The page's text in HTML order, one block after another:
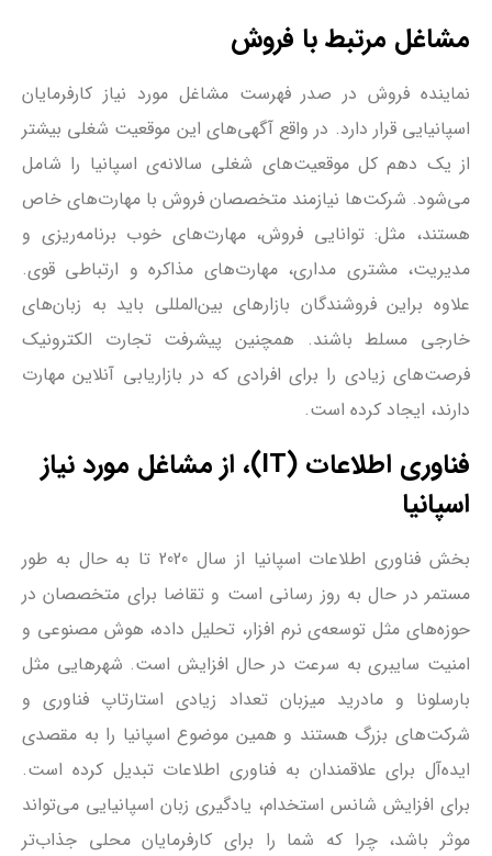
مشاغل مرتبط با فروش
نماینده فروش در صدر فهرست مشاغل مورد نیاز کارفرمایان
اسپانیایی قرار دارد. در واقع آگهی‌های این موقعیت شغلی بیشتر
از یک دهم کل موقعیت‌های شغلی سالانه‌ی اسپانیا را شامل
می‌شود. شرکت‌ها نیازمند متخصصان فروش با مهارت‌های خاص
هستند، مثل: توانایی فروش، مهارت‌های خوب برنامه‌ریزی و
مدیریت، مشتری مداری، مهارت‌های مذاکره و ارتباطی قوی.
علاوه براین فروشندگان بازارهای بین‌المللی باید به زبان‌های
خارجی مسلط باشند. همچنین پیشرفت تجارت الکترونیک
فرصت‌های زیادی را برای افرادی که در بازاریابی آنلاین مهارت
دارند، ایجاد کرده است.
فناوری اطلاعات (IT)، از مشاغل مورد نیاز
اسپانیا
بخش فناوری اطلاعات اسپانیا از سال 2020 تا به حال به طور
مستمر در حال به روز رسانی است و تقاضا برای متخصصان در
حوزه‌های مثل توسعه‌ی نرم افزار، تحلیل داده، هوش مصنوعی و
امنیت سایبری به سرعت در حال افزایش است. شهرهایی مثل
بارسلونا و مادرید میزبان تعداد زیادی استارتاپ فناوری و
شرکت‌های بزرگ هستند و همین موضوع اسپانیا را به مقصدی
ایده‌آل برای علاقمندان به فناوری اطلاعات تبدیل کرده است.
برای افزایش شانس استخدام، یادگیری زبان اسپانیایی می‌تواند
موثر باشد، چرا که شما را برای کارفرمایان محلی جذاب‌تر